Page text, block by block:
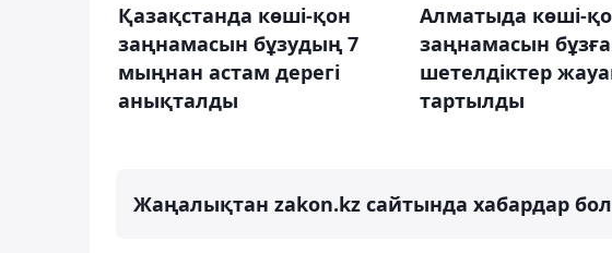
Қазақстанда көші-қон
заңнамасын бұзудың 7
мыңнан астам дерегі
анықталды
Алматыда көші-
заңнамасын
шетелдіктер
тартылды
Жаңалықтан zakon.kz сайтында хабардар